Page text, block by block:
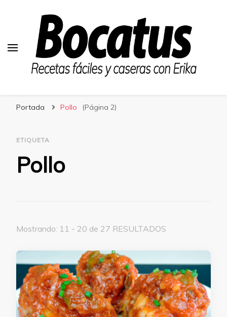
Portada Pollo (Página 2)
ETIQUETA
Pollo
Mostrando: 11 - 20 de 27 RESULTADOS